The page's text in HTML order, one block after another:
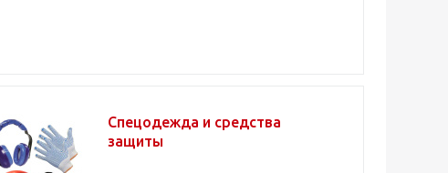
Спецодежда и средства
защиты